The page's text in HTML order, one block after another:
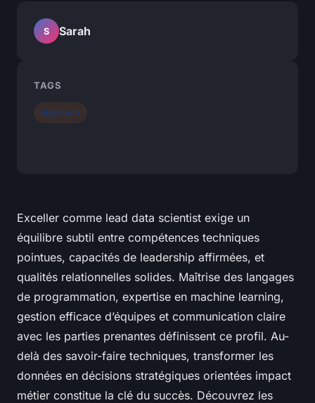
Exceller comme lead data scientist exige un
équilibre subtil entre compétences techniques
pointues, capacités de leadership affirmées, et
qualités relationnelles solides. Maîtrise des langages
de programmation, expertise en machine learning,
gestion efficace d’équipes et communication claire
avec les parties prenantes définissent ce profil. Au-
delà des savoir-faire techniques, transformer les
données en décisions stratégiques orientées impact
métier constitue la clé du succès. Découvrez les
S Sarah
TAGS
High tech